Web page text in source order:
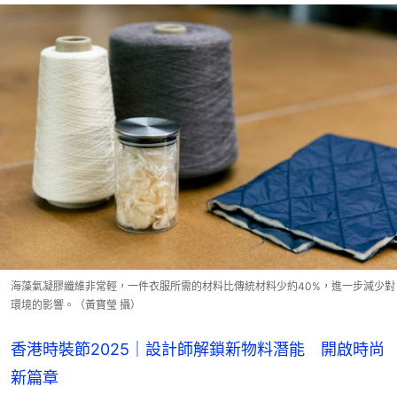
海藻氣凝膠纖維非常輕，一件衣服所需的材料比傳統材料少約40%，進一步減少對
環境的影響。（黃寶瑩 攝）
香港時裝節2025｜設計師解鎖新物料潛能 開啟時尚
新篇章